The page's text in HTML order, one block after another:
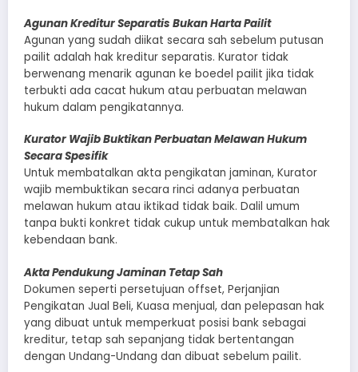
Agunan Kreditur Separatis Bukan Harta Pailit
Agunan yang sudah diikat secara sah sebelum putusan
pailit adalah hak kreditur separatis. Kurator tidak
berwenang menarik agunan ke boedel pailit jika tidak
terbukti ada cacat hukum atau perbuatan melawan
hukum dalam pengikatannya.
Kurator Wajib Buktikan Perbuatan Melawan Hukum
Secara Spesifik
Untuk membatalkan akta pengikatan jaminan, Kurator
wajib membuktikan secara rinci adanya perbuatan
melawan hukum atau iktikad tidak baik. Dalil umum
tanpa bukti konkret tidak cukup untuk membatalkan hak
kebendaan bank.
Akta Pendukung Jaminan Tetap Sah
Dokumen seperti persetujuan offset, Perjanjian
Pengikatan Jual Beli, Kuasa menjual, dan pelepasan hak
yang dibuat untuk memperkuat posisi bank sebagai
kreditur, tetap sah sepanjang tidak bertentangan
dengan Undang-Undang dan dibuat sebelum pailit.